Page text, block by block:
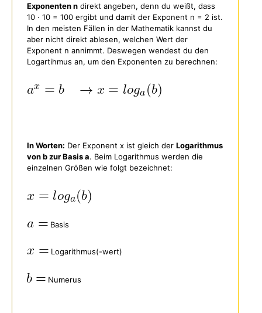
Exponenten n direkt angeben, denn du weißt, dass
10 · 10 = 100 ergibt und damit der Exponent n = 2 ist.
In den meisten Fällen in der Mathematik kannst du
aber nicht direkt ablesen, welchen Wert der
Exponent n annimmt. Deswegen wendest du den
Logartihmus an, um den Exponenten zu berechnen:
In Worten: Der Exponent x ist gleich der Logarithmus
von b zur Basis a. Beim Logarithmus werden die
einzelnen Größen wie folgt bezeichnet:
Basis
Logarithmus(-wert)
Numerus